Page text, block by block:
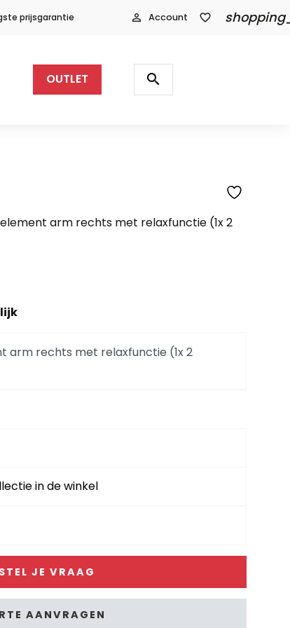
prijsgarantie person_outline Account favorite_border
OUTLET
Producten
zoeken
search
arm rechts met relaxfunctie (1x 2
arm rechts met relaxfunctie (1x 2
- stof Sevilla
stof Sevilla
stof Sevilla
in de winkel
STEL JE VRAAG
AANVRAGEN